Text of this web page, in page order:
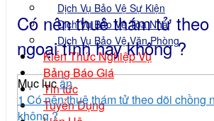
Dịch Vụ Bảo Vệ Sự Kiện
Dịch Vụ Bảo Vệ Tòa Nhà
Dịch Vụ Bảo Vệ Văn Phòng
Kiến Thức Nghiệp Vụ
Bảng Báo Giá
Tin tức
Tuyển Dụng
Có nên thuê thám tử
ngoại tình hay không ?
Mục lụcẩn
1Có nên thuê thám tử theo dõi chồng
không ?